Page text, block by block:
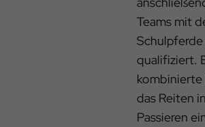
Teams mit
Schulpferde
qualifiziert.
das Reiten
Passieren